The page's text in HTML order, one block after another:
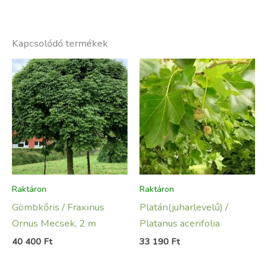
Kapcsolódó termékek
Raktáron
Gömbkőris / Fraxinus
Ornus Mecsek, 2 m
40 400 Ft
Raktáron
Platán(juharlevelű) /
Platanus acerifolia
33 190 Ft